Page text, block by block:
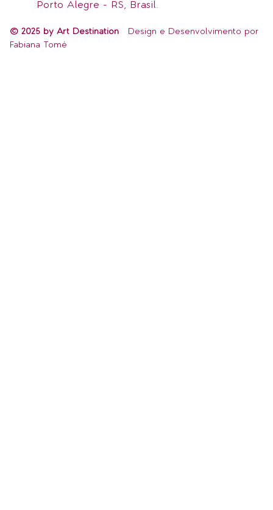
Porto Alegre - RS, Brasil.
© 2025 by Art Destination Design e Desenvolvimento por
Fabiana Tomé